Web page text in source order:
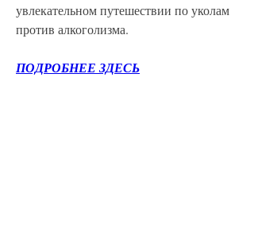
увлекательном путешествии по уколам
против алкоголизма.
ПОДРОБНЕЕ ЗДЕСЬ